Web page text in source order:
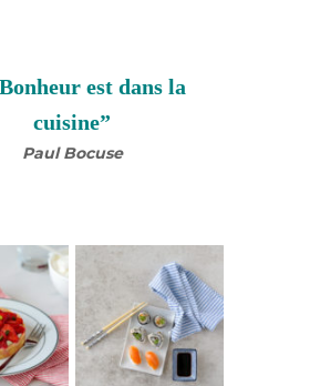
est dans la
cuisine”
Paul Bocuse